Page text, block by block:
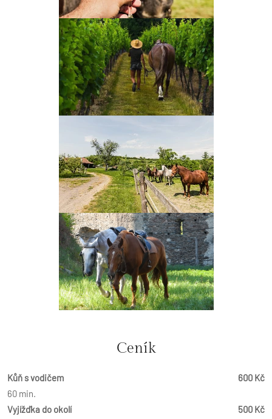
Ceník
Kůň s vodičem
60 min.
600 Kč
Vyjížďka do okolí
500 Kč